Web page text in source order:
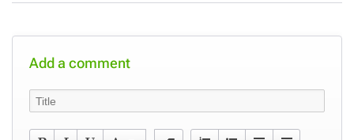
Add a comment